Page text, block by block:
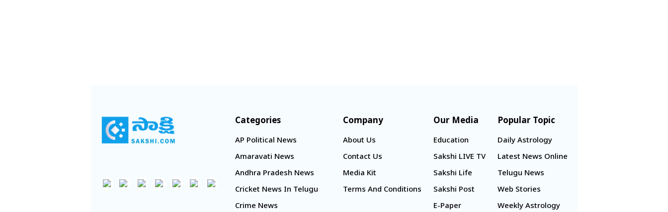
Categories
AP Political News
Amaravati News
Andhra Pradesh News
Cricket News In Telugu
Crime News
Company
About Us
Contact Us
Media Kit
Terms And Conditions
Our Media
Education
Sakshi LIVE TV
Sakshi Life
Sakshi Post
E-Paper
Popular Topic
Daily Astrology
Latest News Online
Telugu News
Web Stories
Weekly Astrology